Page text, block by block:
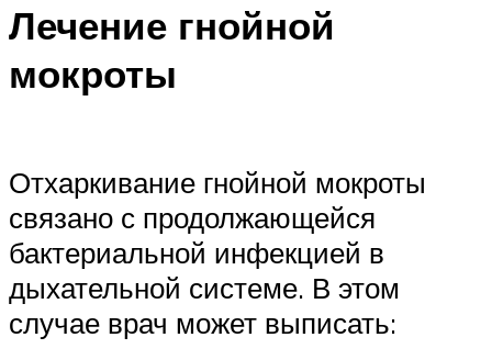
Лечение гнойной
мокроты
Отхаркивание гнойной мокроты
связано с продолжающейся
бактериальной инфекцией в
дыхательной системе. В этом
случае врач может выписать: